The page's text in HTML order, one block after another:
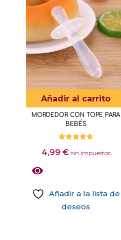
múltiples
variantes.
Las
opciones
se
pueden
elegir
en
la
página
de
producto
Añadir al carrito
MORDEDOR CON TOPE PARA
BEBÉS
con
4,99 € sin impuestos
Añadir a la lista de
deseos